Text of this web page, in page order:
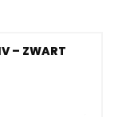
– ZWART